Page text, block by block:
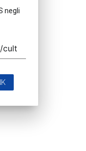
negli